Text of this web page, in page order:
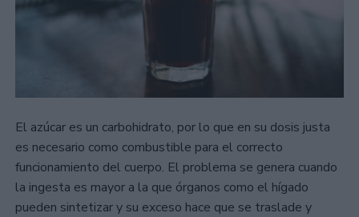
El azúcar es un carbohidrato, por lo que en su dosis justa
es necesario como combustible para el correcto
funcionamiento del cuerpo. El problema se genera cuando
la ingesta es mayor a la que órganos como el hígado
pueden sintetizar y su exceso hace que se traslade y